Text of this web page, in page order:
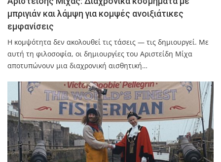
μπριγιάν και λάμψη για κομψές ανοιξιάτικες
εμφανίσεις
Η κομψότητα δεν ακολουθεί τις τάσεις — τις δημιουργεί. Με
αυτή τη φιλοσοφία, οι δημιουργίες του Αριστείδη Μίχα
αποτυπώνουν μια διαχρονική αισθητική…